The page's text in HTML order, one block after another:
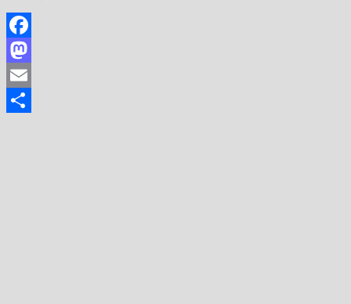
Facebook
Mastodon
Email